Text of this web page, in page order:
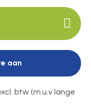
aan
btw (m.u.v lange